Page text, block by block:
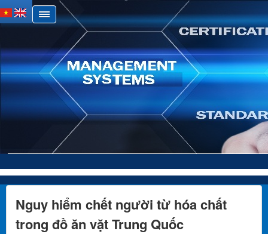
Nguy hiểm chết người từ hóa chất
trong đồ ăn vặt Trung Quốc